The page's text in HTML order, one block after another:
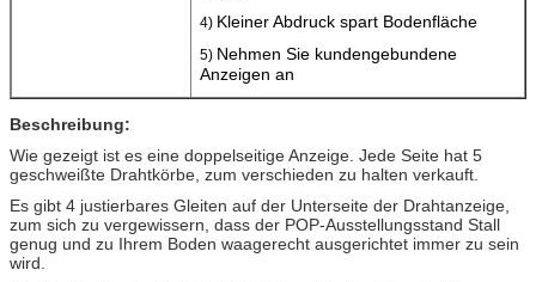
4) Kleiner Abdruck spart Bodenfläche
5) Nehmen Sie kundengebundene
Anzeigen an
Beschreibung:
Wie gezeigt ist es eine doppelseitige Anzeige. Jede Seite hat 5
geschweißte Drahtkörbe, zum verschieden zu halten verkauft.
Es gibt 4 justierbares Gleiten auf der Unterseite der Drahtanzeige,
zum sich zu vergewissern, dass der POP-Ausstellungsstand Stall
genug und zu Ihrem Boden waagerecht ausgerichtet immer zu sein
wird.